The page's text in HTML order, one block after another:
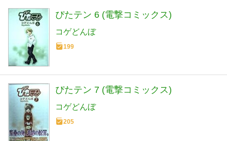
ぴたテン 6 (電撃コミックス)
コゲどんぼ
199
ぴたテン 7 (電撃コミックス)
コゲどんぼ
205